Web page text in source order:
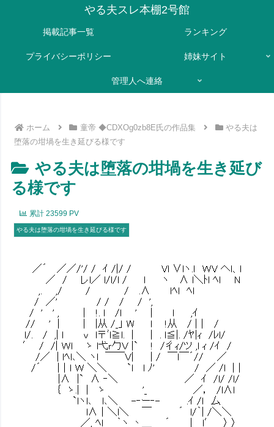
やる夫スレ本棚2号館
掲載記事一覧 ランキング
プライバシーポリシー 姉妹サイト
管理人へ連絡
ホーム 童帝 ◆CDXOg0zb8E氏の作品集
やる夫は
堕落の坩堝を生き延びる様です
やる夫は堕落の坩堝を生き延び
る様です
累計 23599 PV
やる夫は堕落の坩堝を生き延びる様です